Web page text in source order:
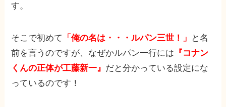
す。
そこで初めて 「俺の名は・・・ルパン三世！」
と名
前を言うのですが、なぜかルパン一行には 『コナン
くんの正体が工藤新一』 だと分かっている設定にな
っているのです！